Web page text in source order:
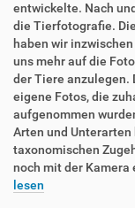
entwickelte. Nach
die Tierfotografie.
haben wir
uns mehr auf die
der Tiere anzulegen.
eigene Fotos, die
aufgenommen
Arten und
taxonomischen
noch mit der Kamera
lesen